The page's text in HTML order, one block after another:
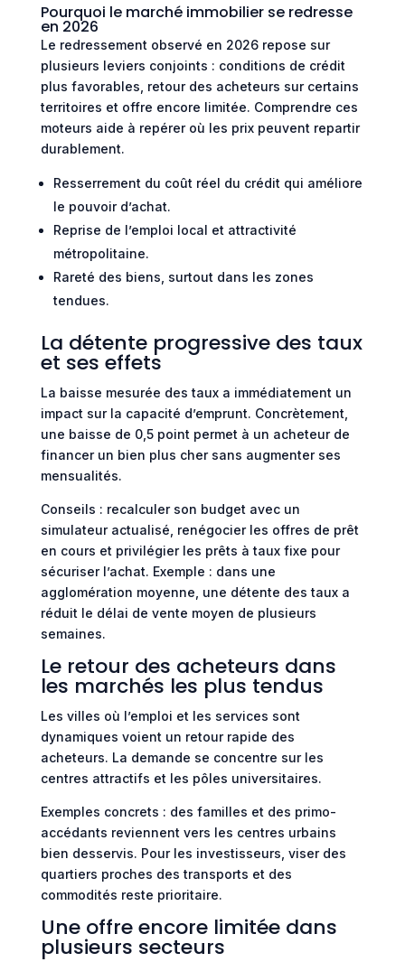
Pourquoi le marché immobilier se redresse
en 2026
Le redressement observé en 2026 repose sur
plusieurs leviers conjoints : conditions de crédit
plus favorables, retour des acheteurs sur certains
territoires et offre encore limitée. Comprendre ces
moteurs aide à repérer où les prix peuvent repartir
durablement.
Resserrement du coût réel du crédit qui améliore
le pouvoir d’achat.
Reprise de l’emploi local et attractivité
métropolitaine.
Rareté des biens, surtout dans les zones
tendues.
La détente progressive des taux
et ses effets
La baisse mesurée des taux a immédiatement un
impact sur la capacité d’emprunt. Concrètement,
une baisse de 0,5 point permet à un acheteur de
financer un bien plus cher sans augmenter ses
mensualités.
Conseils : recalculer son budget avec un
simulateur actualisé, renégocier les offres de prêt
en cours et privilégier les prêts à taux fixe pour
sécuriser l’achat. Exemple : dans une
agglomération moyenne, une détente des taux a
réduit le délai de vente moyen de plusieurs
semaines.
Le retour des acheteurs dans
les marchés les plus tendus
Les villes où l’emploi et les services sont
dynamiques voient un retour rapide des
acheteurs. La demande se concentre sur les
centres attractifs et les pôles universitaires.
Exemples concrets : des familles et des primo-
accédants reviennent vers les centres urbains
bien desservis. Pour les investisseurs, viser des
quartiers proches des transports et des
commodités reste prioritaire.
Une offre encore limitée dans
plusieurs secteurs